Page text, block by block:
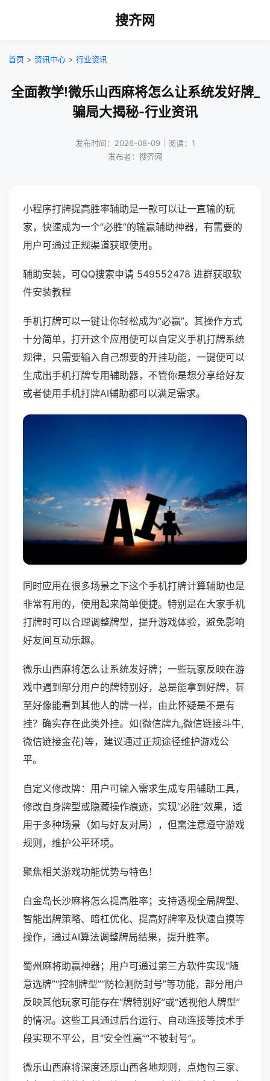
搜齐网
首页 > 资讯中心 > 行业资讯
全面教学!微乐山西麻将怎么让系统发好牌_
骗局大揭秘-行业资讯
发布时间：2026-08-09｜阅读：1
发布者：搜齐网
小程序打牌提高胜率辅助是一款可以让一直输的玩
家，快速成为一个“必胜”的输赢辅助神器，有需要的
用户可通过正规渠道获取使用。
辅助安装，可QQ搜索申请 549552478 进群获取软
件安装教程
手机打牌可以一键让你轻松成为“必赢”。其操作方式
十分简单，打开这个应用便可以自定义手机打牌系统
规律，只需要输入自己想要的开挂功能，一键便可以
生成出手机打牌专用辅助器，不管你是想分享给好友
或者使用手机打牌AI辅助都可以满足需求。
同时应用在很多场景之下这个手机打牌计算辅助也是
非常有用的，使用起来简单便捷。特别是在大家手机
打牌时可以合理调整牌型，提升游戏体验，避免影响
好友间互动乐趣。
微乐山西麻将怎么让系统发好牌；一些玩家反映在游
戏中遇到部分用户的牌特别好，总是能拿到好牌，甚
至好像能看到其他人的牌一样，由此怀疑是不是有
挂？确实存在此类外挂。如(微信牌九,微信链接斗牛,
微信链接金花)等，建议通过正规途径维护游戏公
平。
自定义修改牌：用户可输入需求生成专用辅助工具，
修改自身牌型或隐藏操作痕迹，实现“必胜”效果，适
用于多种场景（如与好友对局），但需注意遵守游戏
规则，维护公平环境。
聚焦相关游戏功能优势与特色！
白金岛长沙麻将怎么提高胜率；支持透视全局牌型、
智能出牌策略、暗杠优化、提高好牌率及快速自摸等
操作，通过AI算法调整牌局结果，提升胜率。
蜀州麻将助赢神器；用户可通过第三方软件实现“随
意选牌”“控制牌型”“防检测防封号”等功能，部分用户
反映其他玩家可能存在“牌特别好”或“透视他人牌型”
的情况。这些工具通过后台运行、自动连接等技术手
段实现不平公，且“安全性高”“不被封号”。
微乐山西麻将深度还原山西各地规则，点炮包三家、